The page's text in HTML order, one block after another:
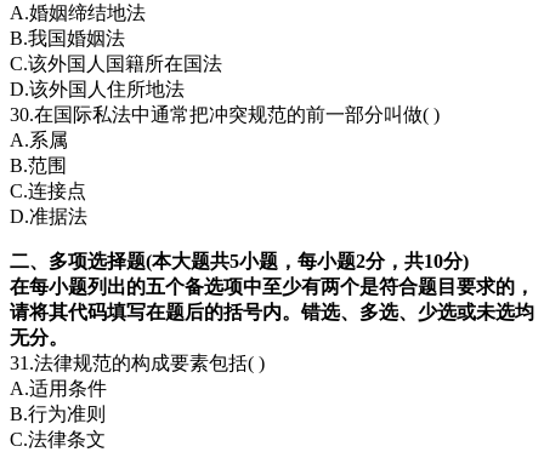
A.婚姻缔结地法
B.我国婚姻法
C.该外国人国籍所在国法
D.该外国人住所地法
30.在国际私法中通常把冲突规范的前一部分叫做( )
A.系属
B.范围
C.连接点
D.准据法
二、多项选择题(本大题共5小题，每小题2分，共10分)
在每小题列出的五个备选项中至少有两个是符合题目要求的，
请将其代码填写在题后的括号内。错选、多选、少选或未选均
无分。
31.法律规范的构成要素包括( )
A.适用条件
B.行为准则
C.法律条文